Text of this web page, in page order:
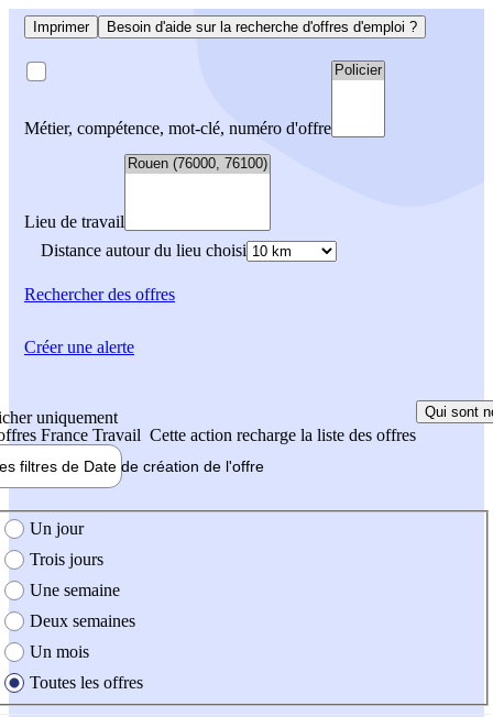
Imprimer Besoin d'aide sur la recherche d'offres d'emploi ?
Métier, compétence, mot-clé, numéro d'offre
Lieu de travail
Distance autour du lieu choisi
Rechercherdes offres
uniquement
France Travail Cette action recharge la liste des offres
Qui sont
filtres de Date de création de l'offre
création de l'offre
Un jour
Trois jours
Une semaine
Deux semaines
Un mois
Toutes les offres
Créer une alerte